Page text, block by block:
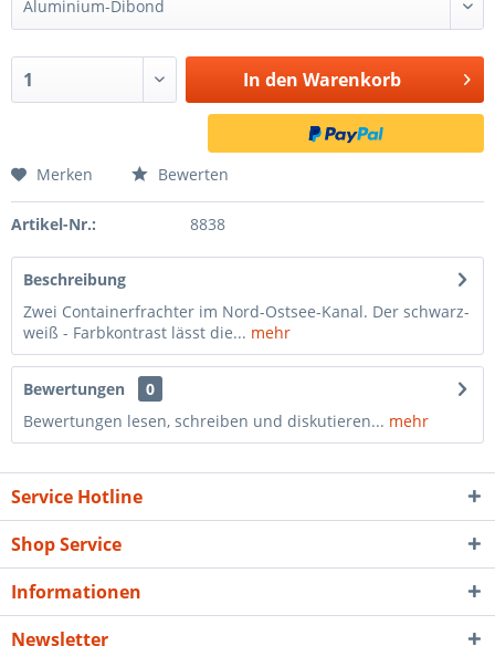
In den Warenkorb
Merken Bewerten
Artikel-Nr.: 8838
Beschreibung
Zwei Containerfrachter im Nord-Ostsee-Kanal. Der schwarz-
weiß - Farbkontrast lässt die... mehr
Bewertungen
0
Bewertungen lesen, schreiben und diskutieren... mehr
Service Hotline
Shop Service
Informationen
Newsletter